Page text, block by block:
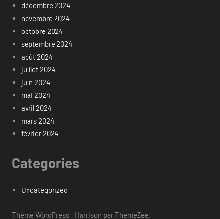
décembre 2024
novembre 2024
octobre 2024
septembre 2024
août 2024
juillet 2024
juin 2024
mai 2024
avril 2024
mars 2024
février 2024
Categories
Uncategorized
Thème WordPress : Harrison par ThemeZee.